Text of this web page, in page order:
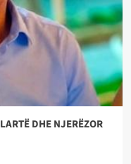
DHE NJERËZOR